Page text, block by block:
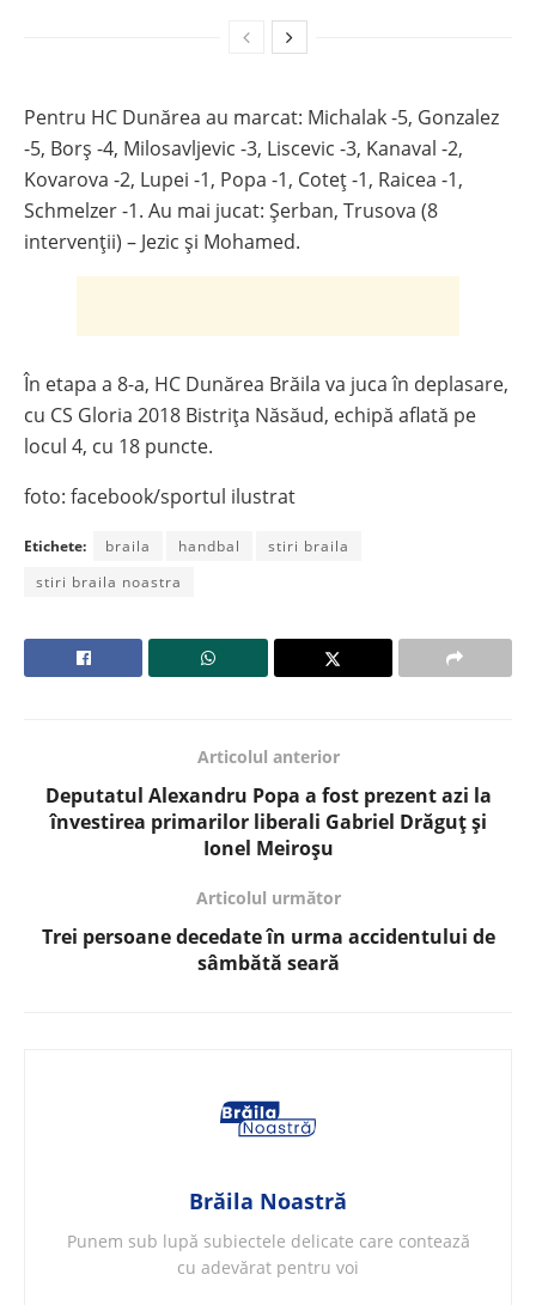
Pentru HC Dunărea au marcat: Michalak -5, Gonzalez
-5, Borș -4, Milosavljevic -3, Liscevic -3, Kanaval -2,
Kovarova -2, Lupei -1, Popa -1, Coteț -1, Raicea -1,
Schmelzer -1. Au mai jucat: Șerban, Trusova (8
intervenții) – Jezic și Mohamed.
În etapa a 8-a, HC Dunărea Brăila va juca în deplasare,
cu CS Gloria 2018 Bistrița Năsăud, echipă aflată pe
locul 4, cu 18 puncte.
foto: facebook/sportul ilustrat
Etichete: braila handbal
stiri braila
stiri braila noastra
Articolul anterior
Deputatul Alexandru Popa a fost prezent azi la
învestirea primarilor liberali Gabriel Drăguț și
Ionel Meiroșu
Articolul următor
Trei persoane decedate în urma accidentului de
sâmbătă seară
Brăila Noastră
Punem sub lupă subiectele delicate care contează
cu adevărat pentru voi